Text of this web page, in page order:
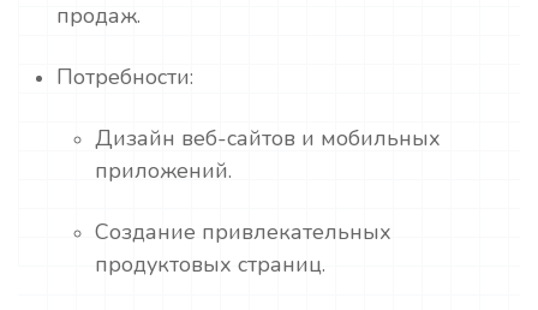
продаж.
Потребности:
Дизайн веб-сайтов и мобильных
приложений.
Создание привлекательных
продуктовых страниц.